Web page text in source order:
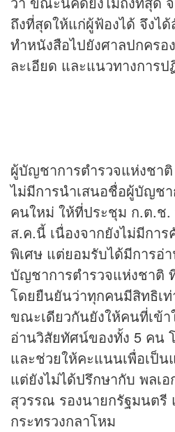
ถึงที่สุดให้แก่ผู้ฟ้องได้ จึงไ
ทำหนังสือไปยังศาลปกครอ
ละเอียด และแนวทางการ
ผู้บัญชาการตำรวจแห่งชาติ
ไม่มีการนำเสนอชื่อผู้บัญช
คนใหม่ ให้ที่ประชุม ก.ต.ช
ส.ค.นี้ เนื่องจากยังไม่มีกา
พิเศษ แต่ยอมรับได้มีการอ่
บัญชาการตำรวจแห่งชาติ
โดยยืนยันว่าทุกคนมีสิทธิเ
ขณะเดียวกันยังให้คนที่เข้า
อ่านวิสัยทัศน์ของทั้ง 5 คน
และช่วยให้คะแนนเพื่อเป็
แต่ยังไม่ได้ปรึกษากับ พลเ
สุวรรณ รองนายกรัฐมนตรี
กระทรวงกลาโหม